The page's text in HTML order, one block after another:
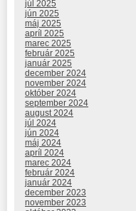
júl 2025
jún 2025
máj 2025
apríl 2025
marec 2025
február 2025
január 2025
december 2024
november 2024
október 2024
september 2024
august 2024
júl 2024
jún 2024
máj 2024
apríl 2024
marec 2024
február 2024
január 2024
december 2023
november 2023